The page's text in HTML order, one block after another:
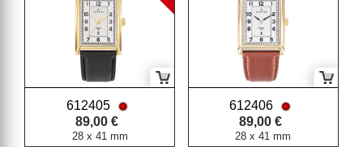
612405
89,00 €
28 x 41 mm
612406
89,00 €
28 x 41 mm